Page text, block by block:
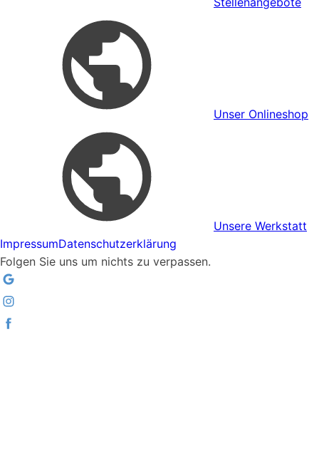
Unser Onlineshop
Unsere Werkstatt
ImpressumDatenschutzerklärung
Folgen Sie uns um nichts zu verpassen.